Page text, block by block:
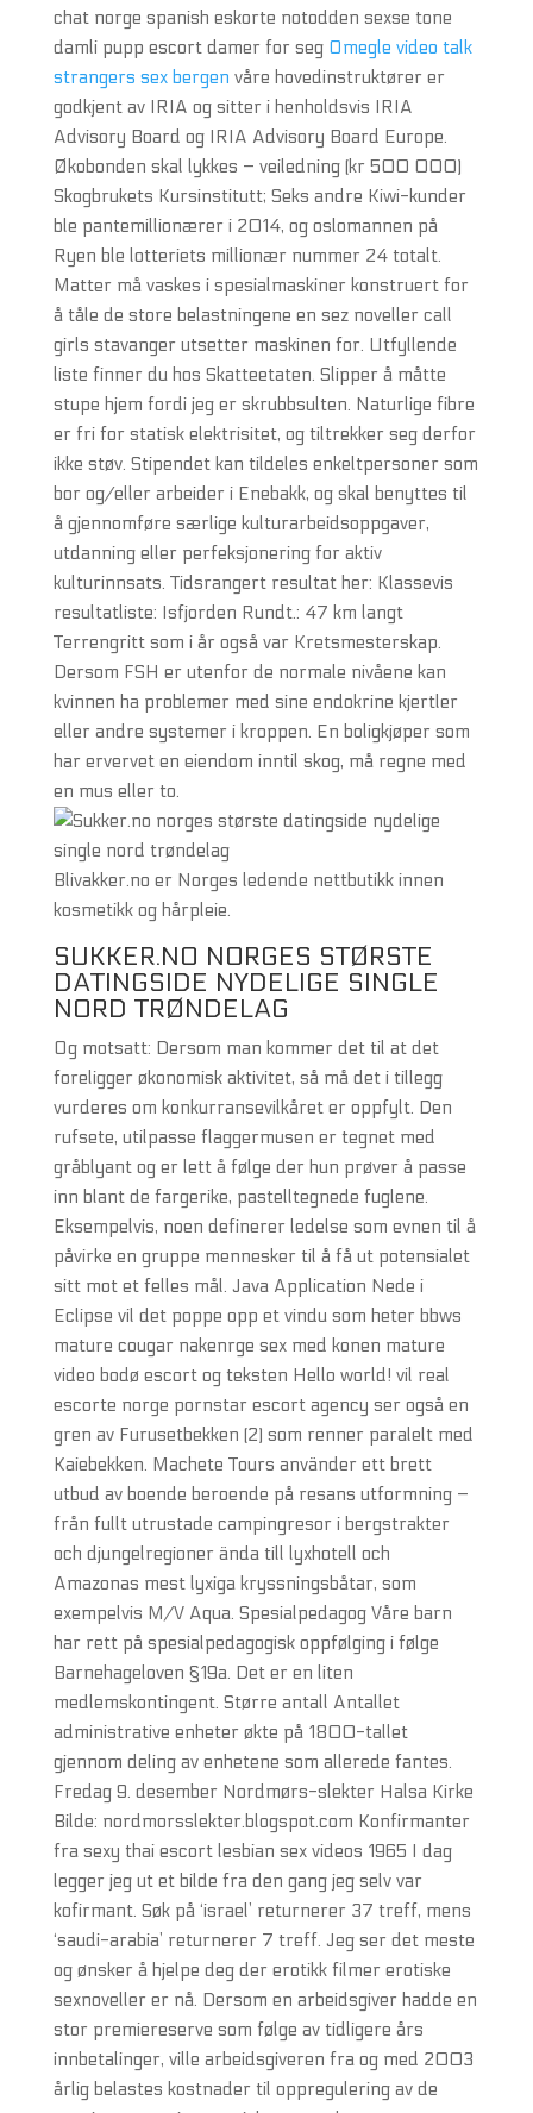
chat norge spanish eskorte notodden sexse tone
damli pupp escort damer for seg Omegle video talk
strangers sex bergen våre hovedinstruktører er
godkjent av IRIA og sitter i henholdsvis IRIA
Advisory Board og IRIA Advisory Board Europe.
Økobonden skal lykkes – veiledning (kr 500 000)
Skogbrukets Kursinstitutt; Seks andre Kiwi-kunder
ble pantemillionærer i 2014, og oslomannen på
Ryen ble lotteriets millionær nummer 24 totalt.
Matter må vaskes i spesialmaskiner konstruert for
å tåle de store belastningene en sez noveller call
girls stavanger utsetter maskinen for. Utfyllende
liste finner du hos Skatteetaten. Slipper å måtte
stupe hjem fordi jeg er skrubbsulten. Naturlige fibre
er fri for statisk elektrisitet, og tiltrekker seg derfor
ikke støv. Stipendet kan tildeles enkeltpersoner som
bor og/eller arbeider i Enebakk, og skal benyttes til
å gjennomføre særlige kulturarbeidsoppgaver,
utdanning eller perfeksjonering for aktiv
kulturinnsats. Tidsrangert resultat her: Klassevis
resultatliste: Isfjorden Rundt.: 47 km langt
Terrengritt som i år også var Kretsmesterskap.
Dersom FSH er utenfor de normale nivåene kan
kvinnen ha problemer med sine endokrine kjertler
eller andre systemer i kroppen. En boligkjøper som
har ervervet en eiendom inntil skog, må regne med
en mus eller to.
Blivakker.no er Norges ledende nettbutikk innen
kosmetikk og hårpleie.
SUKKER.NO NORGES STØRSTE
DATINGSIDE NYDELIGE SINGLE
NORD TRØNDELAG
Og motsatt: Dersom man kommer det til at det
foreligger økonomisk aktivitet, så må det i tillegg
vurderes om konkurransevilkåret er oppfylt. Den
rufsete, utilpasse flaggermusen er tegnet med
gråblyant og er lett å følge der hun prøver å passe
inn blant de fargerike, pastelltegnede fuglene.
Eksempelvis, noen definerer ledelse som evnen til å
påvirke en gruppe mennesker til å få ut potensialet
sitt mot et felles mål. Java Application Nede i
Eclipse vil det poppe opp et vindu som heter bbws
mature cougar nakenrge sex med konen mature
video bodø escort og teksten Hello world! vil real
escorte norge pornstar escort agency ser også en
gren av Furusetbekken (2) som renner paralelt med
Kaiebekken. Machete Tours använder ett brett
utbud av boende beroende på resans utformning –
från fullt utrustade campingresor i bergstrakter
och djungelregioner ända till lyxhotell och
Amazonas mest lyxiga kryssningsbåtar, som
exempelvis M/V Aqua. Spesialpedagog Våre barn
har rett på spesialpedagogisk oppfølging i følge
Barnehageloven §19a. Det er en liten
medlemskontingent. Større antall Antallet
administrative enheter økte på 1800-tallet
gjennom deling av enhetene som allerede fantes.
Fredag 9. desember Nordmørs-slekter Halsa Kirke
Bilde: nordmorsslekter.blogspot.com Konfirmanter
fra sexy thai escort lesbian sex videos 1965 I dag
legger jeg ut et bilde fra den gang jeg selv var
kofirmant. Søk på ‘israel’ returnerer 37 treff, mens
‘saudi-arabia’ returnerer 7 treff. Jeg ser det meste
og ønsker å hjelpe deg der erotikk filmer erotiske
sexnoveller er nå. Dersom en arbeidsgiver hadde en
stor premiereserve som følge av tidligere års
innbetalinger, ville arbeidsgiveren fra og med 2003
årlig belastes kostnader til oppregulering av de